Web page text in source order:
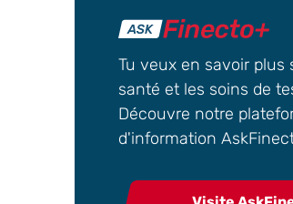
Tu veux en savoir plus
santé et les soins de
Découvre notre
d'information